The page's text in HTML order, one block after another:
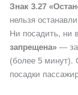
Знак 3.27
нельзя
Ни посадить, ни
запрещена» —
(более 5 минут).
посадки